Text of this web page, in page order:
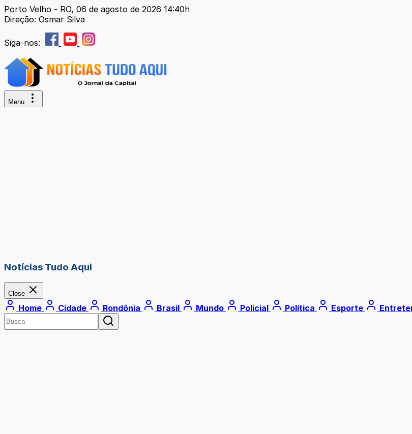
Porto Velho - RO, 06 de agosto de 2026 14:40h
Direção: Osmar Silva
Siga-nos:
Menu
Notícias Tudo Aqui
Close
Home Cidade Rondônia Brasil Mundo Policial Política Esporte